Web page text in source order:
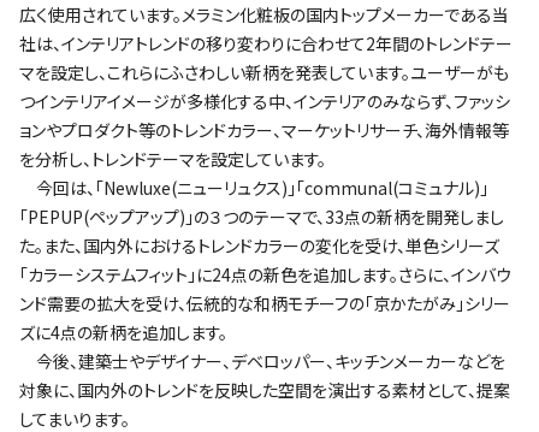
広く使用されています。メラミン化粧板の国内トップメーカーである当
社は、インテリアトレンドの移り変わりに合わせて2年間のトレンドテー
マを設定し、これらにふさわしい新柄を発表しています。ユーザーがも
つインテリアイメージが多様化する中、インテリアのみならず、ファッシ
ョンやプロダクト等のトレンドカラー、マーケットリサーチ、海外情報等
を分析し、トレンドテーマを設定しています。
今回は、｢Newluxe(ニューリュクス)｣｢communal(コミュナル)｣
｢PEPUP(ペップアップ)｣の３つのテーマで、33点の新柄を開発しまし
た。また、国内外におけるトレンドカラーの変化を受け、単色シリーズ
｢カラーシステムフィット｣に24点の新色を追加します。さらに、インバウ
ンド需要の拡大を受け、伝統的な和柄モチーフの｢京かたがみ｣シリー
ズに4点の新柄を追加します。
今後、建築士やデザイナー、デベロッパー、キッチンメーカーなどを
対象に、国内外のトレンドを反映した空間を演出する素材として、提案
してまいります。